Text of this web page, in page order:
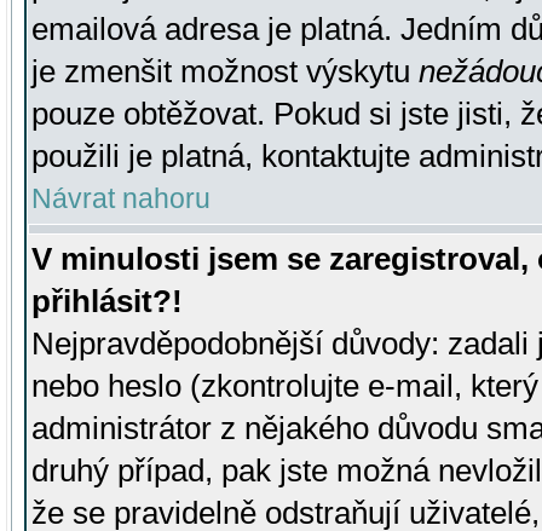
emailová adresa je platná. Jedním
je zmenšit možnost výskytu
pouze obtěžovat. Pokud si jste jisti,
použili je platná, kontaktujte
Návrat nahoru
V minulosti jsem se
přihlásit?!
Nejpravděpodobnější důvody:
nebo heslo (zkontrolujte e-mail,
administrátor z nějakého důvodu
druhý případ, pak jste možná
že se pravidelně odstraňují